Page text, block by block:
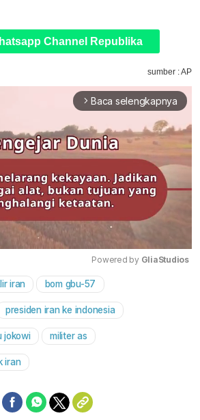
Channel Republika
sumber : AP
arrow_forward_ios Baca selengkapnya
Powered by GliaStudios
iran bom gbu-57
presiden iran ke indonesia
jokowi militer as
iran